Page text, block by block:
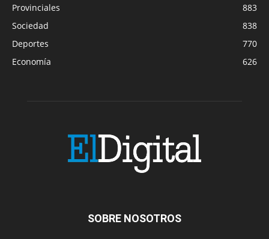
Provinciales
883
Sociedad
838
Deportes
770
Economía
626
SOBRE NOSOTROS